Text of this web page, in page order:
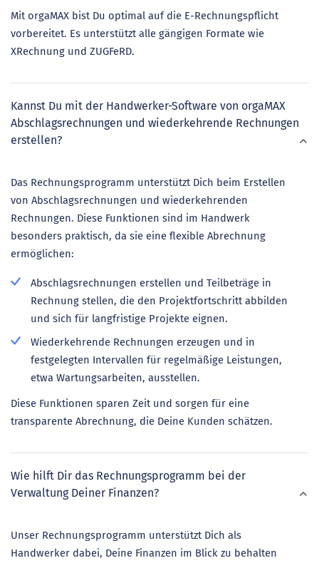
Mit orgaMAX bist Du optimal auf die E-Rechnungspflicht
vorbereitet. Es unterstützt alle gängigen Formate wie
XRechnung und ZUGFeRD.
Kannst Du mit der Handwerker-Software von orgaMAX
Abschlagsrechnungen und wiederkehrende Rechnungen
erstellen?
Das Rechnungsprogramm unterstützt Dich beim Erstellen
von Abschlagsrechnungen und wiederkehrenden
Rechnungen. Diese Funktionen sind im Handwerk
besonders praktisch, da sie eine flexible Abrechnung
ermöglichen:
Abschlagsrechnungen erstellen und Teilbeträge in
Rechnung stellen, die den Projektfortschritt abbilden
und sich für langfristige Projekte eignen.
Wiederkehrende Rechnungen erzeugen und in
festgelegten Intervallen für regelmäßige Leistungen,
etwa Wartungsarbeiten, ausstellen.
Diese Funktionen sparen Zeit und sorgen für eine
transparente Abrechnung, die Deine Kunden schätzen.
Wie hilft Dir das Rechnungsprogramm bei der
Verwaltung Deiner Finanzen?
Unser Rechnungsprogramm unterstützt Dich als
Handwerker dabei, Deine Finanzen im Blick zu behalten